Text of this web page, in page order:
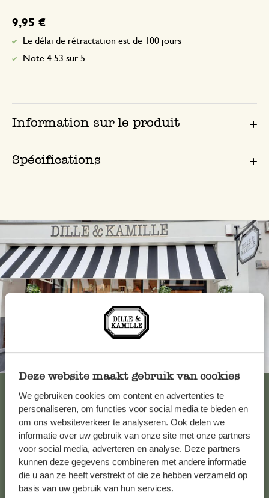
Deze website maakt gebruik van cookies
We gebruiken cookies om content en advertenties te
personaliseren, om functies voor social media te bieden en
om ons websiteverkeer te analyseren. Ook delen we
informatie over uw gebruik van onze site met onze partners
voor social media, adverteren en analyse. Deze partners
kunnen deze gegevens combineren met andere informatie
die u aan ze heeft verstrekt of die ze hebben verzameld op
basis van uw gebruik van hun services.
9,95 €
Le délai de rétractation est de 100 jours
Note 4.53 sur 5
Information sur le produit
Spécifications
Service clientèle
Pour toute question ou demande de conseil ou d’aide,
veuillez contacter notre service clientèle. Ou retrouvez ici